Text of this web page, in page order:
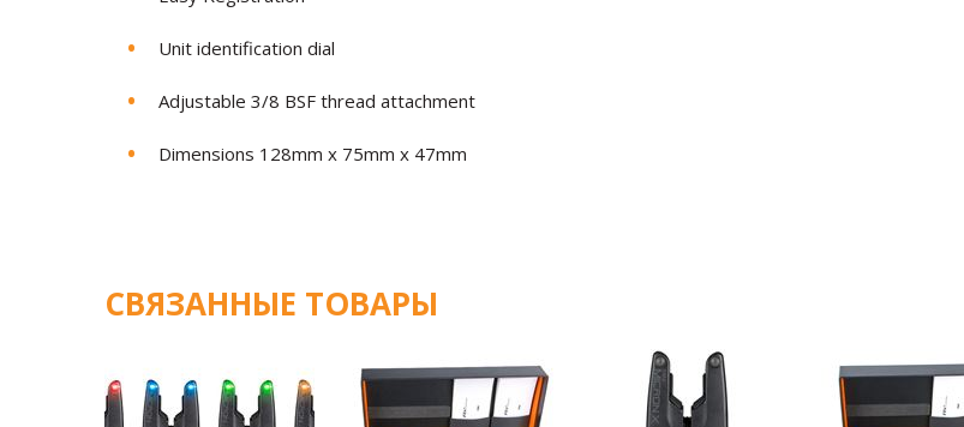
Unit identification dial
Adjustable 3/8 BSF thread attachment
Dimensions 128mm x 75mm x 47mm
СВЯЗАННЫЕ ТОВАРЫ